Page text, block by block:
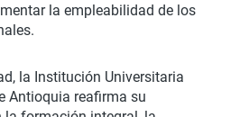
la empleabilidad de los
la Institución Universitaria
Antioquia reafirma su